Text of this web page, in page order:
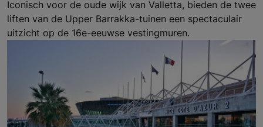
Iconisch voor de oude wijk van Valletta, bieden de twee
liften van de Upper Barrakka-tuinen een spectaculair
uitzicht op de 16e-eeuwse vestingmuren.